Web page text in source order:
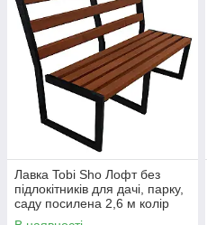
Лавка Tobi Sho Лофт без
підлокітників для дачі, парку,
саду посилена 2,6 м колір
макасар